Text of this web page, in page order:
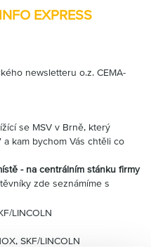
EXPRESS
newsletteru o.z. CEMA-
se MSV v Brně, který
kam bychom Vás chtěli co
- na centrálním stánku firmy
zde seznámíme s
LINCOLN
SKF/LINCOLN